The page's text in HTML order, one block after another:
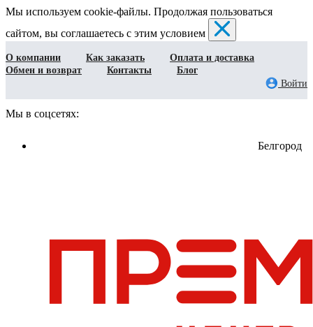
Мы используем cookie-файлы. Продолжая пользоваться
сайтом, вы соглашаетесь с этим условием
О компании Как заказать
Оплата и доставка
Обмен и возврат
Контакты
Блог
Войти
Мы в соцсетях:
Белгород